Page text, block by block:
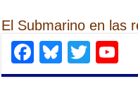
El Submarino en las
Facebook
Bluesky